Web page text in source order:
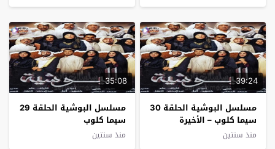
39:24
مسلسل البوشية الحلقة 30
سيما كلوب – الأخيرة
منذ سنتين
35:08
مسلسل البوشية الحلقة 29
سيما كلوب
منذ سنتين